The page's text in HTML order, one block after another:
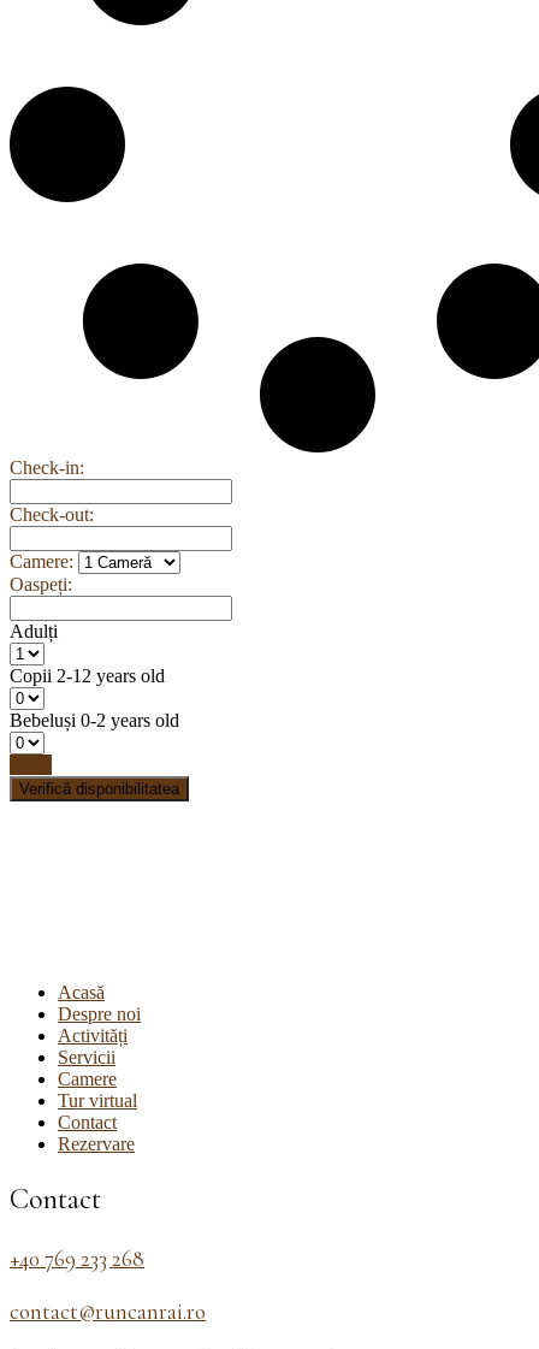
Check-in:
Check-out:
Camere:
Oaspeți:
Adulți
Copii 2-12 years old
Bebeluși 0-2 years old
Verifică disponibilitatea
Acasă
Despre noi
Activități
Servicii
Camere
Tur virtual
Contact
Rezervare
Contact
+40 769 233 268
contact@runcanrai.ro